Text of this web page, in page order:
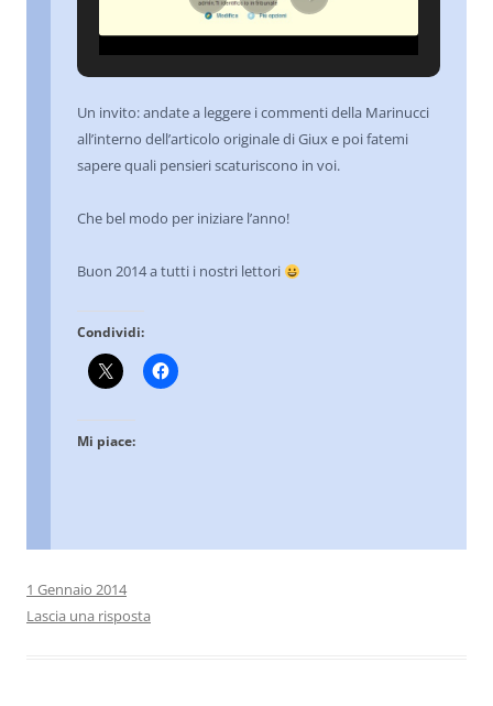
Un invito: andate a leggere i commenti della Marinucci
all’interno dell’articolo originale di Giux e poi fatemi
sapere quali pensieri scaturiscono in voi.
Che bel modo per iniziare l’anno!
Buon 2014 a tutti i nostri lettori
Condividi:
Mi piace:
1 Gennaio 2014
Lascia una risposta